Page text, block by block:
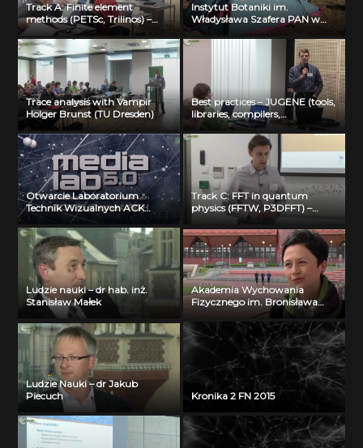
Track A: Finite element
methods (PETSc, Trilinos) –
Michal Merta (VSB-TUO)
Instytut Botaniki im.
Władysława Szafera PAN w
Krakowie
Trace analysis with Vampir
Holger Brunst (TU Dresden)
Best practices – JUGENE (tools,
libraries, compilers,
optimization) Florian Janetzko
(FZ Juelich)
Otwarcie Laboratorium
Technik Wizualnych ACK
Cyfronet AGH
Track C: FFT in quantum
physics (FFTW, P3DFFT) –
Visualization: Bartosz Borucki
(ICM UW)
Ludzie nauki – dr hab. inż.
Stanisław Małek
Akademia Wychowania
Fizycznego im. Bronisława
Czecha w Krakowie
Ludzie Nauki – dr Jakub
Piecuch
Kronika 2 FN 2015